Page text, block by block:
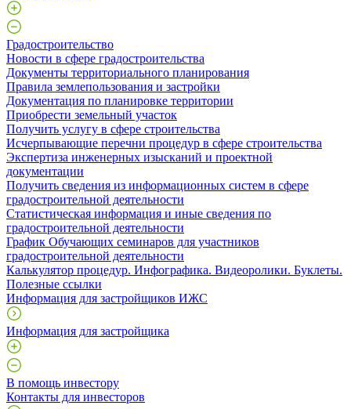
Градостроительство
Новости в сфере градостроительства
Документы территориального планирования
Правила землепользования и застройки
Документация по планировке территории
Приобрести земельный участок
Получить услугу в сфере строительства
Исчерпывающие перечни процедур в сфере строительства
Экспертиза инженерных изысканий и проектной
документации
Получить сведения из информационных систем в сфере
градостроительной деятельности
Статистическая информация и иные сведения по
градостроительной деятельности
График Обучающих семинаров для участников
градостроительной деятельности
Калькулятор процедур. Инфографика. Видеоролики. Буклеты.
Полезные ссылки
Информация для застройщиков ИЖС
Информация для застройщика
В помощь инвестору
Контакты для инвесторов